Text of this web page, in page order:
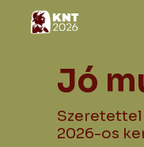
Jó
2026-os